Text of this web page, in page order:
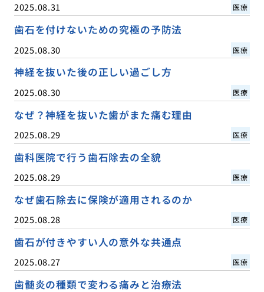
2025.08.31 医療
歯石を付けないための究極の予防法
2025.08.30 医療
神経を抜いた後の正しい過ごし方
2025.08.30 医療
なぜ？神経を抜いた歯がまた痛む理由
2025.08.29 医療
歯科医院で行う歯石除去の全貌
2025.08.29 医療
なぜ歯石除去に保険が適用されるのか
2025.08.28 医療
歯石が付きやすい人の意外な共通点
2025.08.27 医療
歯髄炎の種類で変わる痛みと治療法